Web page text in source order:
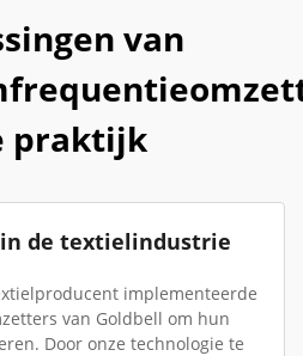
van
praktijk
de textielindustrie
implementeerde
van Goldbell om hun
Door onze technologie te